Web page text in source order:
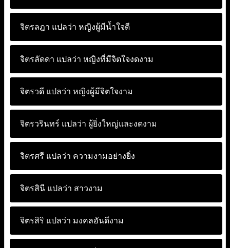
จิตรลฎา แปลว่า หญิงผู้มีน้ำใจดี
จิตรลัดดา แปลว่า หญิงที่มีจิตใจงดงาม
จิตรวดี แปลว่า หญิงผู้มีจิตใจงาม
จิตรวรินทร์ แปลว่า ผู้ยิ่งใหญ่และงดงาม
จิตรศรี แปลว่า ความงามอย่างยิ่ง
จิตรสินี แปลว่า สาวงาม
จิตรสิริ แปลว่า มงคลอันดีงาม